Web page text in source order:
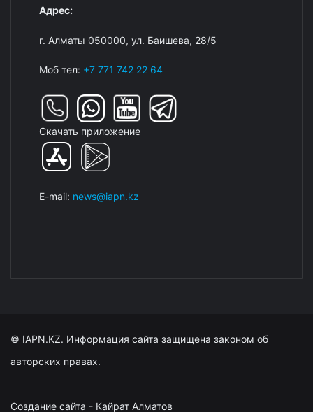
Адрес:
г. Алматы 050000, ул. Баишева, 28/5
Моб тел: +7 771 742 22 64
Скачать приложение
E-mail: news@iapn.kz
© IAPN.KZ. Информация сайта защищена законом об
авторских правах.
Создание сайта - Кайрат Алматов